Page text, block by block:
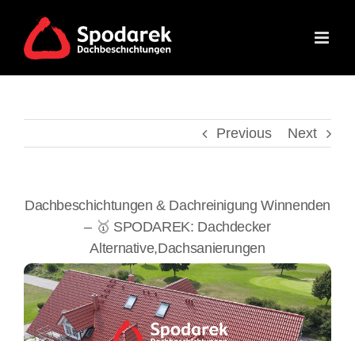
content
Previous Next
Dachbeschichtungen & Dachreinigung Winnenden
– 🥇 SPODAREK: Dachdecker
Alternative,Dachsanierungen